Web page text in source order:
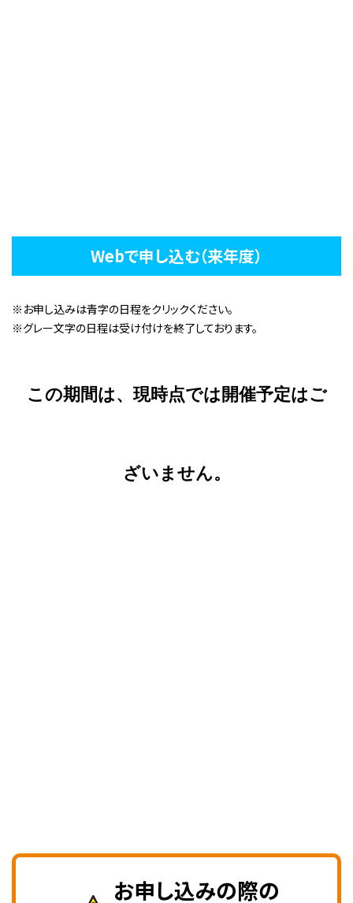
Webで申し込む（来年度）
※お申し込みは青字の日程をクリックください。
※グレー文字の日程は受け付けを終了しております。
お申し込みの際の